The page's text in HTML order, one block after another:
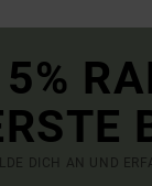
DICH AN UND